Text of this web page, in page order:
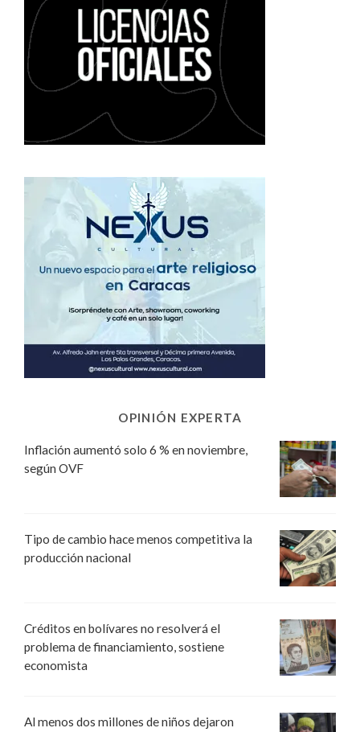
OPINIÓN EXPERTA
Inflación aumentó solo 6 % en noviembre,
según OVF
Tipo de cambio hace menos competitiva la
producción nacional
Créditos en bolívares no resolverá el
problema de financiamiento, sostiene
economista
Al menos dos millones de niños dejaron